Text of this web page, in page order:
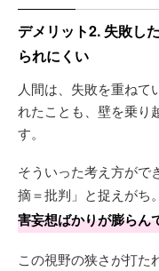
デメリット2. 失敗し
られにくい
人間は、失敗を重ねて
れたことも、壁を乗り
す。
そういった考え方がで
摘＝批判」と捉えがち
害妄想ばかりが膨らん
この視野の狭さが打た